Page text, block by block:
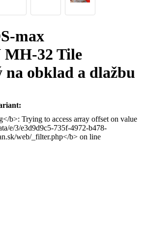
max
32 Tile
obklad a dlažbu